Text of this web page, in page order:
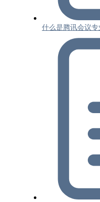
什么是腾讯会议专